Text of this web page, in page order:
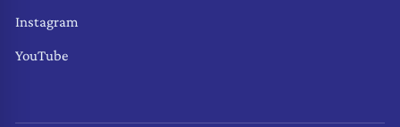
Instagram
YouTube